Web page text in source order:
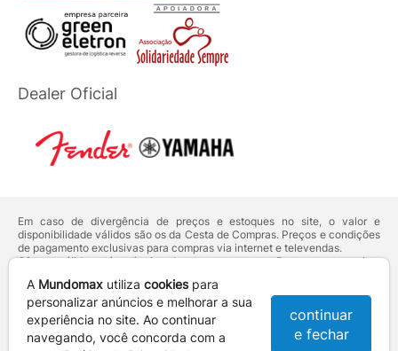
Dealer Oficial
Em caso de divergência de preços e estoques no site, o valor e
disponibilidade válidos são os da Cesta de Compras. Preços e condições
de pagamento exclusivas para compras via internet e televendas.
Ofertas válidas até o término de nossos estoques. Para compras acima
deVenda Corporativa.
Os preços apresentados no site prevalecem sobre outros anunciados em
qualquer outro meio de comunicação ou sites de buscas. Código de
Defesa do Consumidor:Lei nº 8.078.
Vendas sujeitas à confirmação de dados e análises de crédito e risco.
A Mundomax utiliza cookiespara
personalizar anúncios e melhorar a sua
experiência no site. Ao continuar
navegando, você concorda com a
continuar
e fechar